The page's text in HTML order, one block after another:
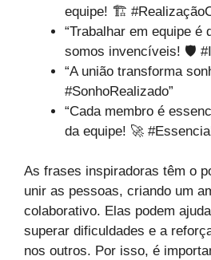
equipe! 🏗️
“Trabalhar em equipe é
somos invencíveis! 🛡️
“A união transforma
#SonhoRealizado”
“Cada membro é
da equipe! 🚀
As frases inspiradoras têm o
unir as pessoas, criando um
colaborativo. Elas podem
superar dificuldades e a
nos outros. Por isso, é